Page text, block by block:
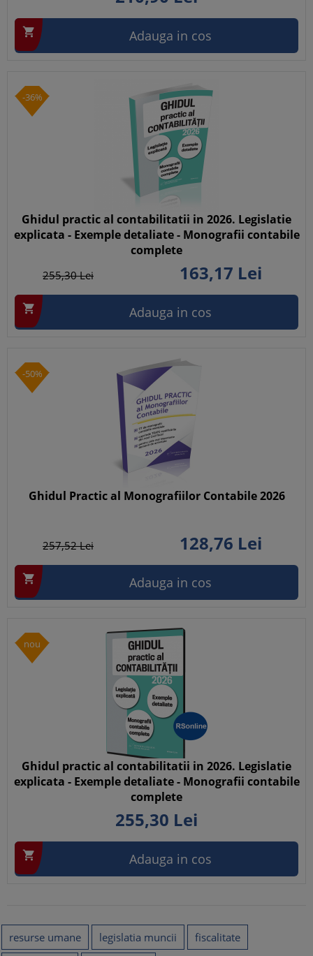
 Adauga in cos
-36%
Ghidul practic al contabilitatii in 2026. Legislatie
explicata - Exemple detaliate - Monografii contabile
complete
255,30Lei 163,17 Lei
 Adauga in cos
-50%
Ghidul Practic al Monografiilor Contabile 2026
257,52Lei 128,76 Lei
 Adauga in cos
nou
Ghidul practic al contabilitatii in 2026. Legislatie
explicata - Exemple detaliate - Monografii contabile
complete
255,30 Lei
 Adauga in cos
resurse umane legislatia muncii
fiscalitate